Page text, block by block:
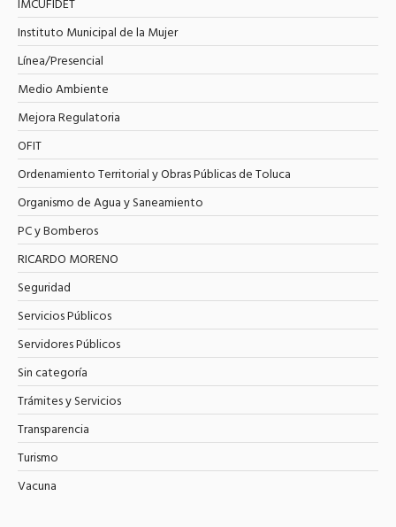
IMCUFIDET
Instituto Municipal de la Mujer
Línea/Presencial
Medio Ambiente
Mejora Regulatoria
OFIT
Ordenamiento Territorial y Obras Públicas de Toluca
Organismo de Agua y Saneamiento
PC y Bomberos
RICARDO MORENO
Seguridad
Servicios Públicos
Servidores Públicos
Sin categoría
Trámites y Servicios
Transparencia
Turismo
Vacuna